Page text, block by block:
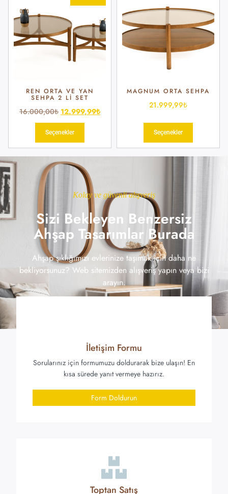
REN ORTA VE YAN
SEHPA 2 LI SET
16.000,00₺ 12.999,99₺
Seçenekler
MAGNUM ORTA SEHPA
21.999,99₺
Seçenekler
Kolay ve güvenli alışveriş
Sizi Bekleyen Benzersiz
Ahşap Tasarımlar Burada
Ahşap şıklığımızı evlerinize taşımak için daha ne
bekliyorsunuz? Web sitemizden alışveriş yapın veya bizi
arayın.
İletişim Formu
Sorularınız için formumuzu doldurarak bize ulaşın! En
kısa sürede yanıt vermeye hazırız.
Form Doldurun
Toptan Satış